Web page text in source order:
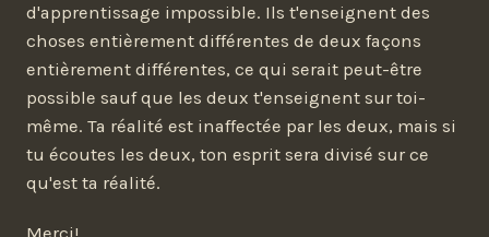
d'apprentissage impossible. Ils t'enseignent des
choses entièrement différentes de deux façons
entièrement différentes, ce qui serait peut-être
possible sauf que les deux t'enseignent sur toi-
même. Ta réalité est inaffectée par les deux, mais si
tu écoutes les deux, ton esprit sera divisé sur ce
qu'est ta réalité.